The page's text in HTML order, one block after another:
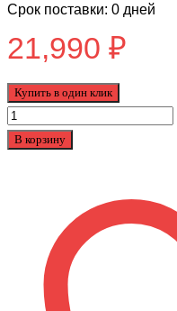
Срок поставки: 0 дней
21,990 ₽
Купить в один клик
Количество
товара
В корзину